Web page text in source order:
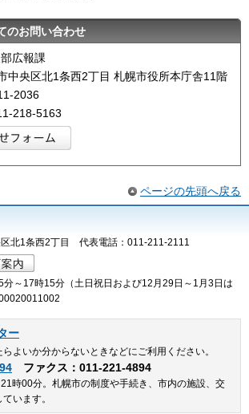
のお問い合わせ
広報課
中央区北1条西2丁目 札幌市役所本庁舎11階
2036
218-5163
ページの先頭へ戻る
区北1条西2丁目 代表電話：011-211-2111
分～17時15分（土日祝日および12月29日～1月3日は
ー
よいか分からないときなどにご利用ください。
ファクス：011-221-4894
時00分。札幌市の制度や手続き、市内の施設、交
います。